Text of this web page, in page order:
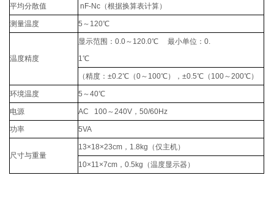
平均分散值 nF-Nc （根据换算表计算）
测量温度 5 ～ 120℃
温度精度
显示范围：0.0～ 120.0℃ 最小单位：0.
1℃
（精度：±0.2℃（0～ 100℃），±0.5℃（ 100～200℃）
环境温度 5 ～40℃
电源 AC 100～240V ，50/60Hz
功率 5VA
尺寸与重量
13×18×23cm ， 1.8kg （仅主机）
10×11×7cm ，0.5kg （温度显示器）